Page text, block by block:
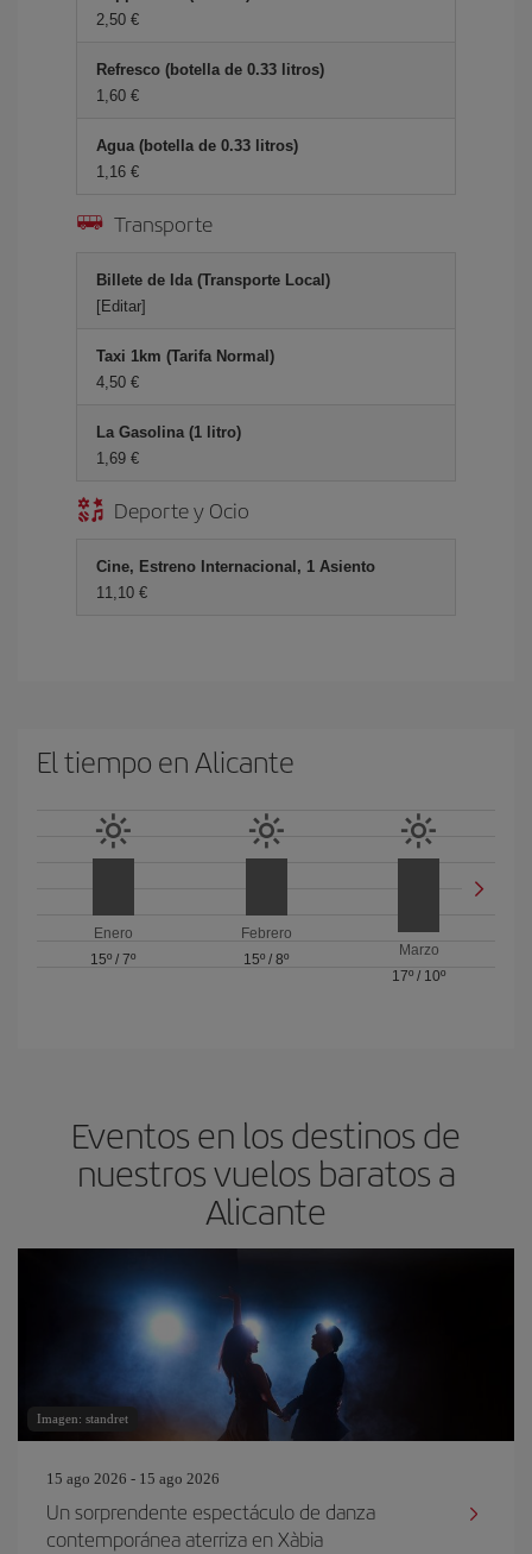
2,50 €
Refresco (botella de 0.33 litros)
1,60 €
Agua (botella de 0.33 litros)
1,16 €
Transporte
Billete de Ida (Transporte Local)
[Editar]
Taxi 1km (Tarifa Normal)
4,50 €
La Gasolina (1 litro)
1,69 €
Deporte y Ocio
Cine, Estreno Internacional, 1 Asiento
11,10 €
El tiempo en Alicante
Enero
15º /7º
Febrero
15º / 8º
Marzo
17º / 10º
Eventos en los destinos de
nuestros vuelos baratos a
Alicante
Imagen: standret
15 ago 2026 - 15 ago 2026
Un sorprendente espectáculo de danza
contemporánea aterriza en Xàbia